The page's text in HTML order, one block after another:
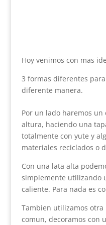
Hoy venimos con mas
3 formas diferentes
diferente manera.
Por un lado haremos
altura, haciendo una
totalmente con yute y
materiales reciclados o
Con una lata alta
simplemente utilizando
caliente. Para nada es
Tambien utilizamos
comun, decoramos con